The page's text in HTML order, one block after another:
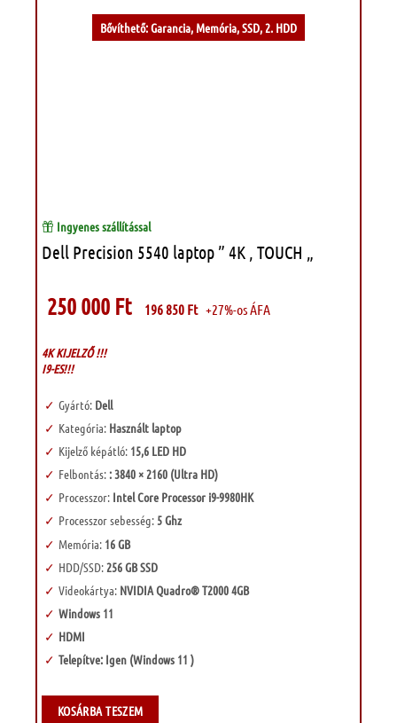
Bővíthető: Garancia, Memória, SSD, 2. HDD
Ingyenes szállítással
Dell Precision 5540 laptop ” 4K , TOUCH „
250 000 Ft 196 850 Ft +27%-os ÁFA
4K KIJELZŐ !!!
I9-ES!!!
Gyártó:Dell
Kategória: Használt laptop
Kijelző képátló: 15,6 LED HD
Felbontás::3840 × 2160 (Ultra HD)
Processzor:Intel Core Processor i9-9980HK
Processzor sebesség:5 Ghz
Memória:16 GB
HDD/SSD:256 GB SSD
Videokártya: NVIDIA Quadro® T2000 4GB
Windows 11
HDMI
Telepítve: Igen (Windows 11 )
KOSÁRBA TESZEM